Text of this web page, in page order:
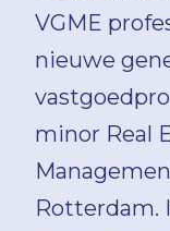
VGME
nieuwe
minor Real
Rotterdam.